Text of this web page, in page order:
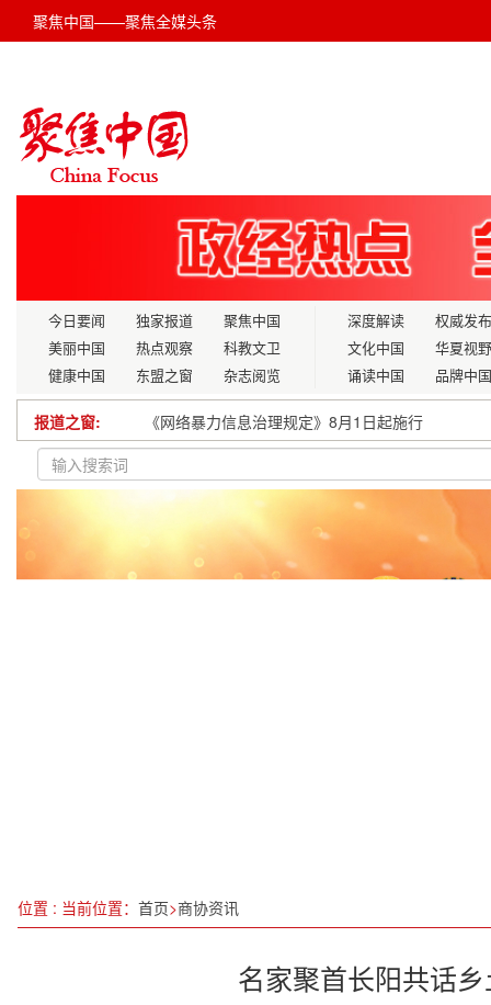
聚焦中国——聚焦全媒头条
今日要闻 独家报道
聚焦中国
美丽中国
热点观察
科教文卫
健康中国
东盟之窗 杂志阅览
深度解读
权威发布
文化中国
华夏视野
诵读中国
品牌中国
报道之窗:
《网络暴力信息治理规定》8月1日起施行
“中国经济展现出强大韧性与活力”
全国地质灾害防治宣传培训演练行动在四川启动
加快内外贸一体化发展 帮助企业“两条腿”走路——
位置 : 当前位置： 首页>商协资讯
名家聚首长阳共话